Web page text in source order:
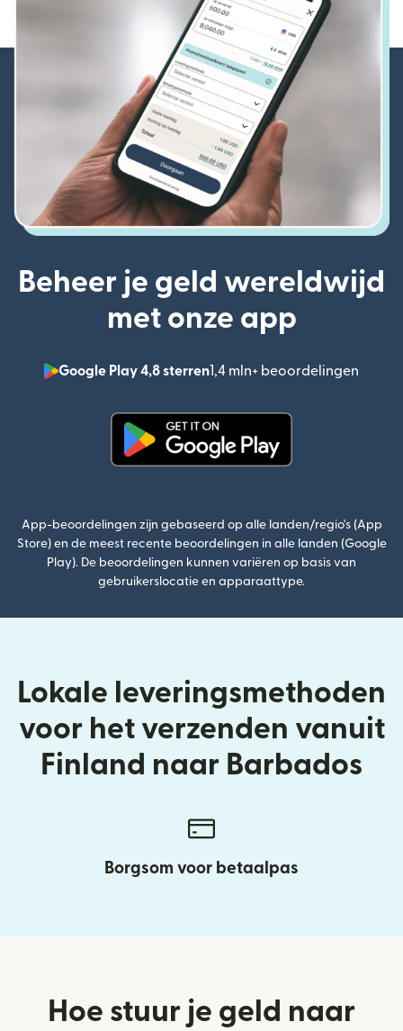
Beheer je geld wereldwijd
met onze app
Google Play 4,8 sterren1,4 mln+ beoordelingen
App-beoordelingen zijn gebaseerd op alle landen/regio's (App
Store) en de meest recente beoordelingen in alle landen (Google
Play). De beoordelingen kunnen variëren op basis van
gebruikerslocatie en apparaattype.
Lokale leveringsmethoden
voor het verzenden vanuit
Finland naar Barbados
Borgsom voor betaalpas
Hoe stuur je geld naar